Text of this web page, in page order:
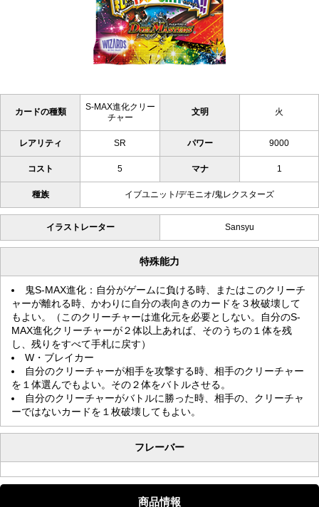
カードの種類
S-MAX進化クリー
チャー
文明 火
レアリティ SR パワー 9000
コスト 5 マナ 1
種族 イブユニット/デモニオ/鬼レクスターズ
イラストレーター Sansyu
特殊能力
鬼S-MAX進化：自分がゲームに負ける時、またはこのクリーチ
ャーが離れる時、かわりに自分の表向きのカードを３枚破壊して
もよい。（このクリーチャーは進化元を必要としない。自分のS-
MAX進化クリーチャーが２体以上あれば、そのうちの１体を残
し、残りをすべて手札に戻す）
W・ブレイカー
自分のクリーチャーが相手を攻撃する時、相手のクリーチャー
を１体選んでもよい。その２体をバトルさせる。
自分のクリーチャーがバトルに勝った時、相手の、クリーチャ
ーではないカードを１枚破壊してもよい。
フレーバー
商品情報